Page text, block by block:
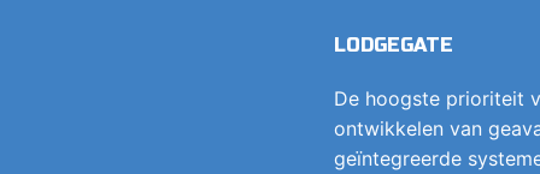
LODGEGATE
De hoogste prioriteit
ontwikkelen van
geïntegreerde